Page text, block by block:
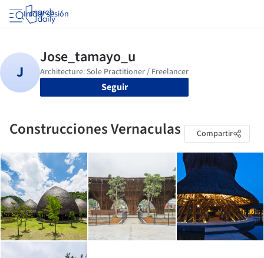
Iniciar sesión
Seguir
Construcciones Vernaculas Compartir